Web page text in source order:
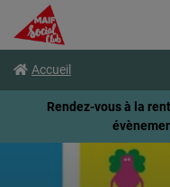
contenu
page
Accueil
Rendez-vous à la